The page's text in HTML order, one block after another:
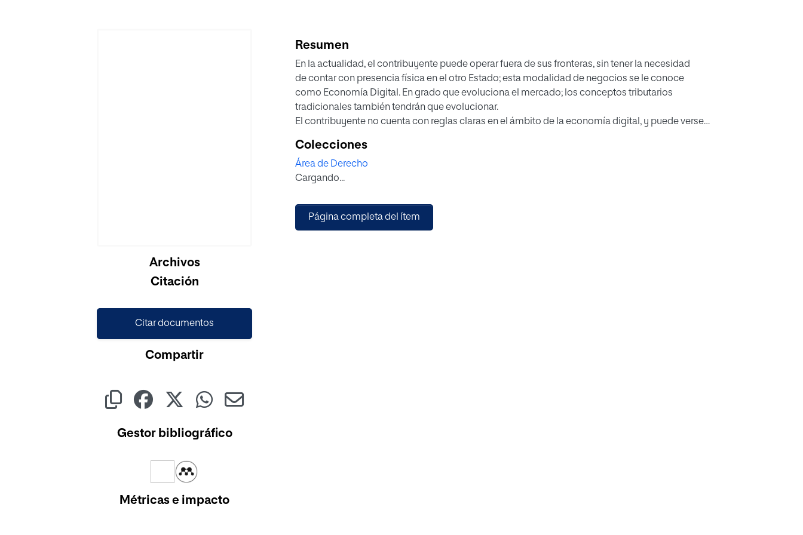
Archivos
Citación
Citar documentos
Compartir
Gestor bibliográfico
Métricas e impacto
Resumen
En la actualidad, el contribuyente puede operar fuera de sus fronteras, sin tener la necesidad
de contar con presencia física en el otro Estado; esta modalidad de negocios se le conoce
como Economía Digital. En grado que evoluciona el mercado; los conceptos tributarios
tradicionales también tendrán que evolucionar.
El contribuyente no cuenta con reglas claras en el ámbito de la economía digital, y puede verse
riesgo fiscal, es con la firma de convenios para evitar la doble imposición; la cual contiene
cláusulas de intercambio de información.
Los conceptos que se encuentran en los convenios de doble imposición, no se adapta a la
Organización para la Cooperación y el Desarrollo Económico, elaboró un Plan de quince
acciones, siendo la primera acción la economía digital
Colecciones
Área de Derecho
Cargando...
Página completa del ítem